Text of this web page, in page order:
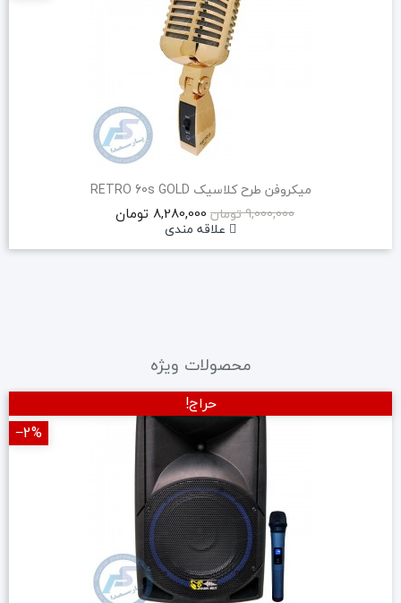
میکروفن طرح کلاسیک RETRO 60s GOLD
9,000,000 تومان
8,280,000 تومان
علاقه مندی
محصولات ویژه
حراج!
‎−2%